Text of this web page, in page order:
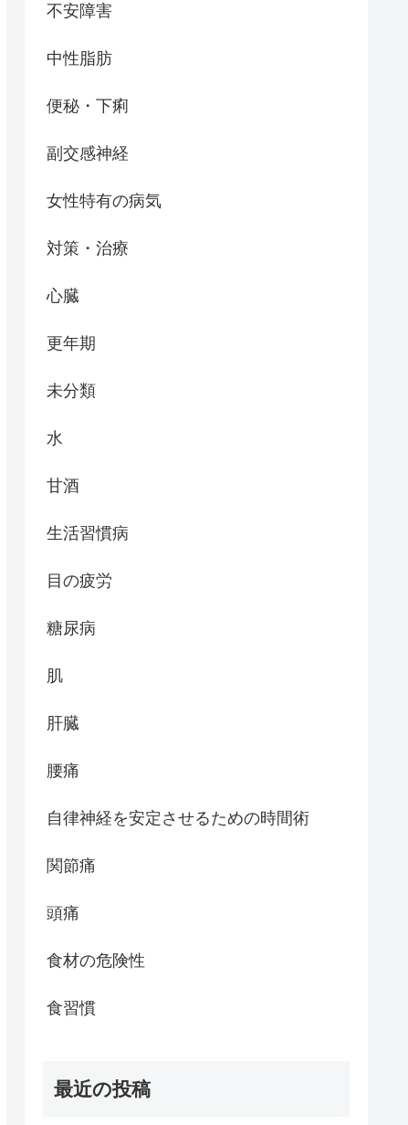
不安障害
中性脂肪
便秘・下痢
副交感神経
女性特有の病気
対策・治療
心臓
更年期
未分類
水
甘酒
生活習慣病
目の疲労
糖尿病
肌
肝臓
腰痛
自律神経を安定させるための時間術
関節痛
頭痛
食材の危険性
食習慣
最近の投稿